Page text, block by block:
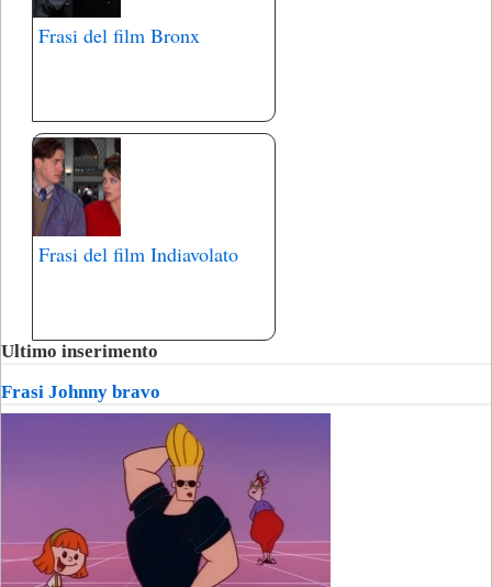
Frasi del film Bronx
Frasi del film Indiavolato
Ultimo inserimento
Frasi Johnny bravo